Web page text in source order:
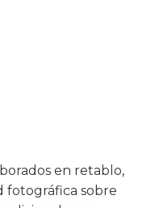
en retablo,
fotográfica sobre